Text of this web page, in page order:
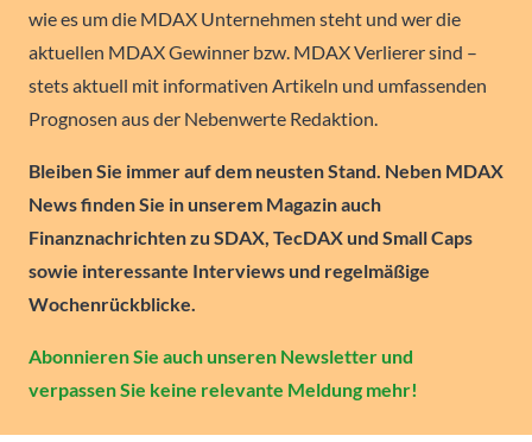
wie es um die MDAX Unternehmen steht und wer die
aktuellen MDAX Gewinner bzw. MDAX Verlierer sind –
stets aktuell mit informativen Artikeln und umfassenden
Prognosen aus der Nebenwerte Redaktion.
Bleiben Sie immer auf dem neusten Stand. Neben MDAX
News finden Sie in unserem Magazin auch
Finanznachrichten zu SDAX, TecDAX und Small Caps
sowie interessante Interviews und regelmäßige
Wochenrückblicke.
Abonnieren Sie auch unseren Newsletter und
verpassen Sie keine relevante Meldung mehr!